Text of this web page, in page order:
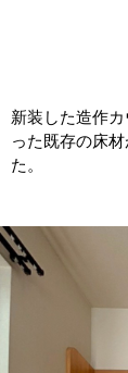
新装した造作
った既存の床
た。